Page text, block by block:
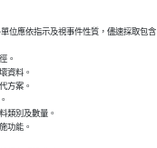
位應依指示及視事件性質，儘速採取包含
。
資料。
方案。
料類別及數量。
功能。